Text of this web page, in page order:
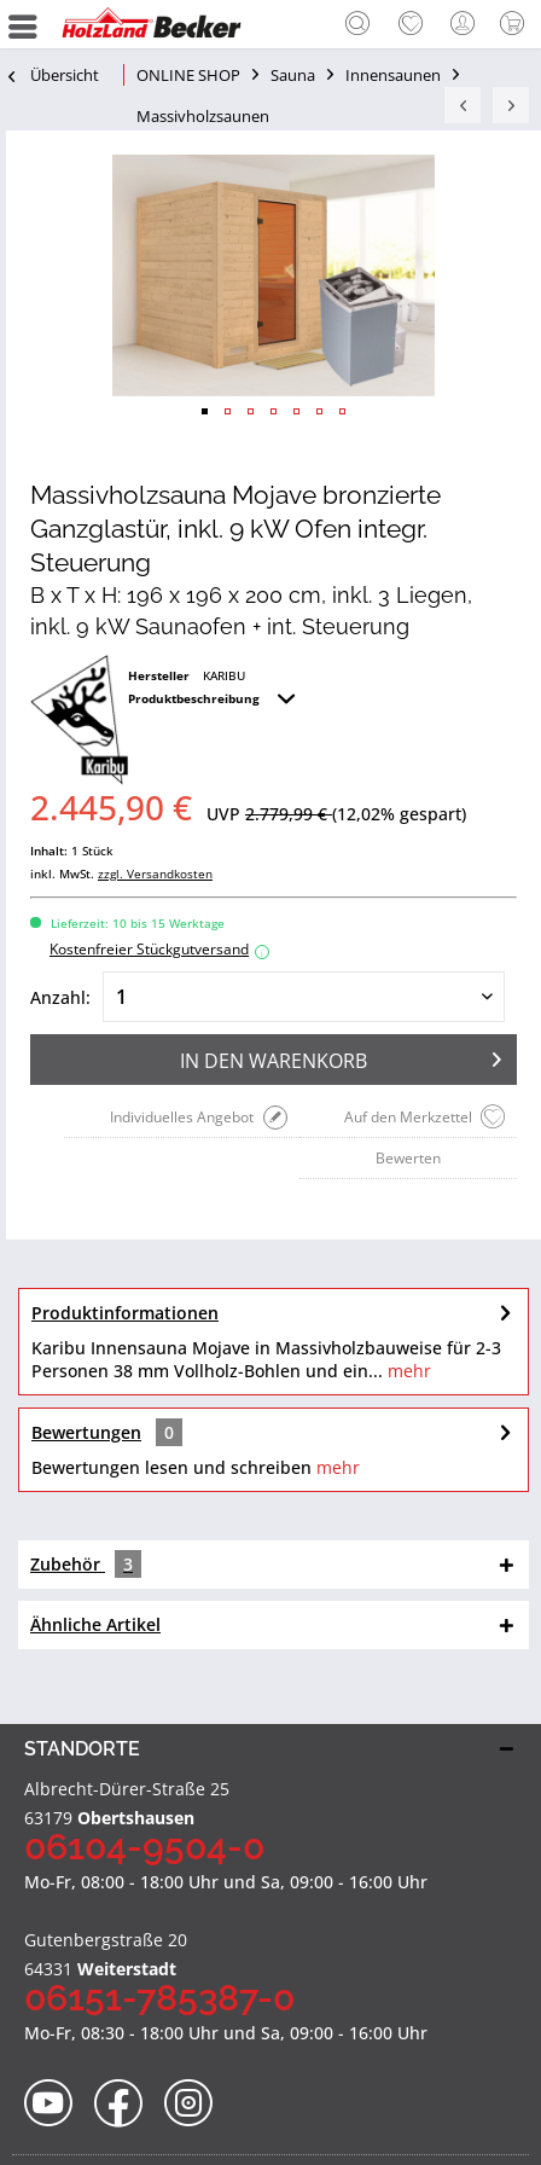
Übersicht ONLINE SHOP Sauna
Innensaunen
Massivholzsaunen
Massivholzsauna Mojave bronzierte
Ganzglastür, inkl. 9 kW Ofen integr.
Steuerung
B x T x H: 196 x 196 x 200 cm, inkl. 3 Liegen,
inkl. 9 kW Saunaofen + int. Steuerung
Hersteller
KARIBU
Produktbeschreibung
2.445,90 € UVP 2.779,99 €(12,02% gespart)
Inhalt: 1 Stück
inkl. MwSt. zzgl. Versandkosten
Lieferzeit: 10 bis 15 Werktage
Kostenfreier Stückgutversand i
Anzahl:
IN DEN WARENKORB
Auf den Merkzettel
Individuelles Angebot
Bewerten
Produktinformationen
Karibu Innensauna Mojave in Massivholzbauweise für 2-3
Personen 38 mm Vollholz-Bohlen und ein... mehr
Bewertungen
0
Bewertungen lesen und schreiben mehr
Zubehör 3
Ähnliche Artikel
STANDORTE
Albrecht-Dürer-Straße 25
63179 Obertshausen
06104-9504-0
Mo-Fr, 08:00 - 18:00 Uhr und Sa, 09:00 - 16:00 Uhr
Gutenbergstraße 20
64331 Weiterstadt
06151-785387-0
Mo-Fr, 08:30 - 18:00 Uhr und Sa, 09:00 - 16:00 Uhr